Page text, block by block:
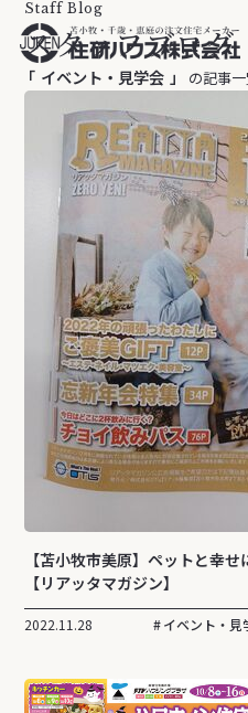
Staff Blog
スタッフブログ
イベント・見学会 の記事
【苫小牧市美原】ペットと幸
【リアッタマガジン】
2022.11.28 イベント・見